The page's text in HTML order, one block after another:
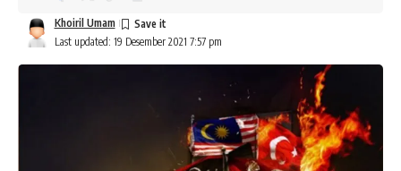
Last updated: 19 Desember 2021 7:57 pm
Khoiril Umam